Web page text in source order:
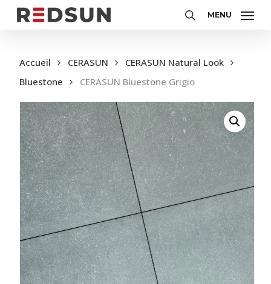
Skip
MENU
Accueil CERASUN
CERASUN Natural Look
Bluestone
CERASUN Bluestone Grigio